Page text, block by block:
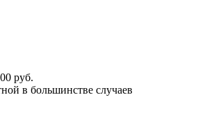
руб.
в большинстве случаев